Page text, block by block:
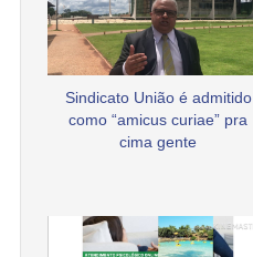
Sindicato União é admitido
como “amicus curiae” pra
cima gente